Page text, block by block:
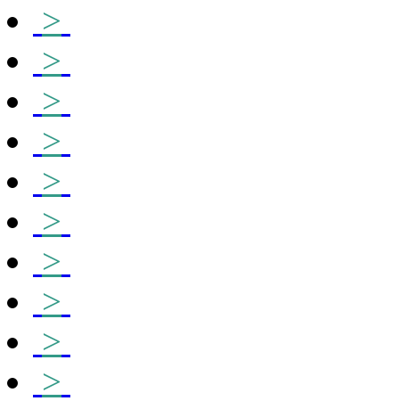
>
>
>
>
>
>
>
>
>
>